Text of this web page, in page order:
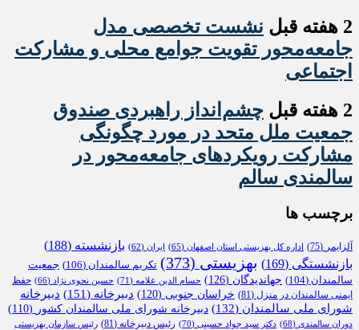
2 هفته قبل
نشست تخصصی مدل
جامعه‌محور تقویت جوامع محلی و مشارکت
اجتماعی
2 هفته قبل
چشم‌انداز راهبردی صندوق
جمعیت ملل متحد در مورد چگونگی
مشارکت رویکردهای جامعه‌محور در
سالمندی سالم
برچسب ها
آلزایمر (75) اداره کل بهزیستی استان اصفهان (65) ایران (62) بازنشسته (188)
بازنشستگی (169) بهزیستی (373) تکریم سالمندان (106)
جمعیت
سالمندان (104) جهاندیدگان (126) حسام الدین علامه (71) حسین نحوی نژاد (66)
حفظ
ایمنی سالمندان در منزل (81) خراسان جنوبی (120) دبیرخانه (151)
دبیرخانه
شورای ملی سالمندان (132) دبیرخانه شورای ملی سالمندان کشور (110)
دوران سالمندی (68) دکتر سید جواد حسینی (70) رئیس دبیرخانه (81)
رئیس سازمان بهزیستی